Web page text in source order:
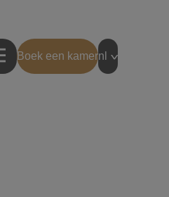
Boek een kamernl